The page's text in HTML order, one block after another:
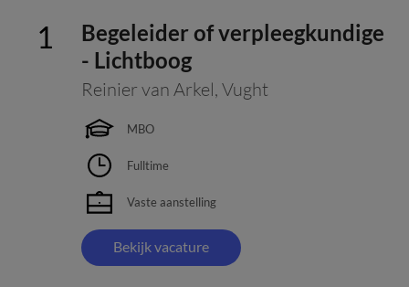
Begeleider of verpleegkundige
- Lichtboog
Reinier van Arkel, Vught
MBO
Fulltime
Vaste aanstelling
Bekijk vacature